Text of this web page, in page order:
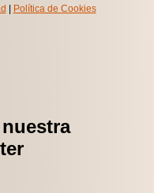
| Política de Cookies